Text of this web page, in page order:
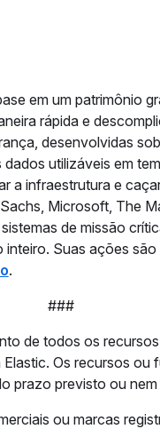
em um patrimônio
rápida e
desenvolvidas
utilizáveis em
a infraestrutura e
Microsoft, The
de missão
Suas ações
.
###
de todos os
Os recursos ou
prazo previsto ou
ou marcas